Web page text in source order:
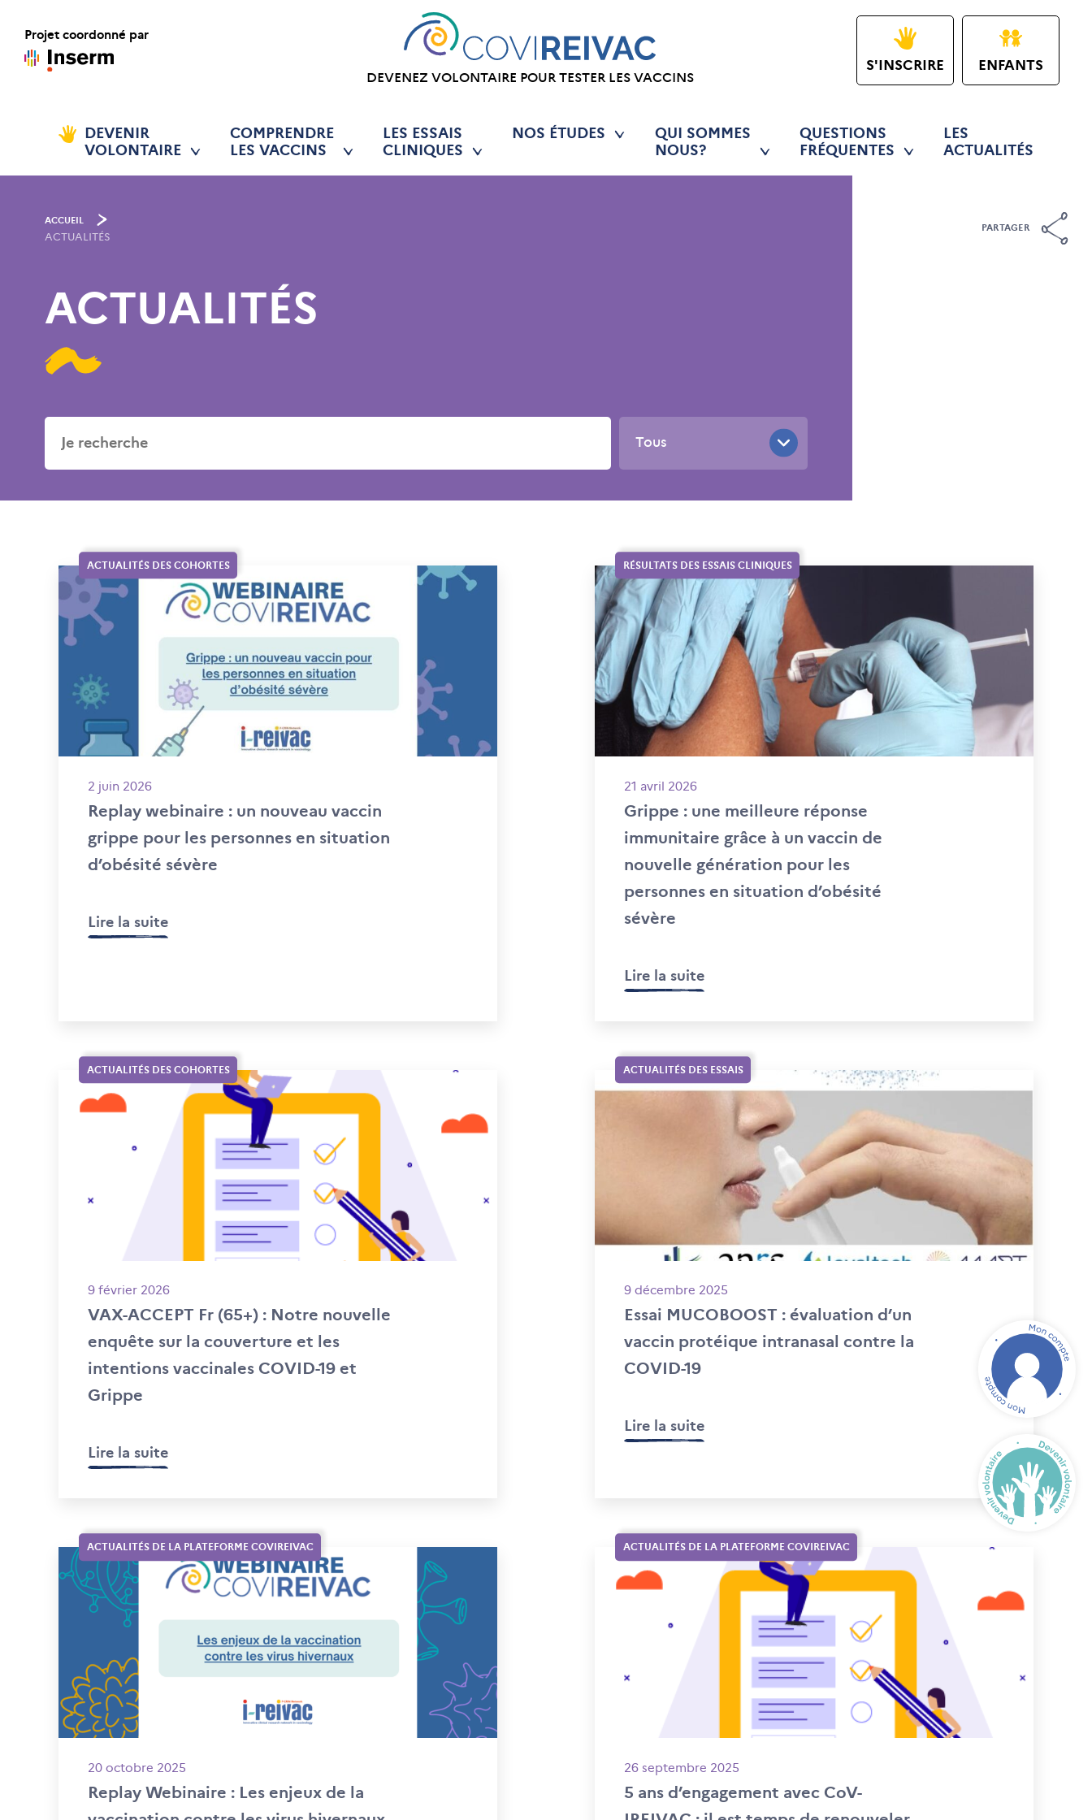
Projet coordonné par
DEVENEZ VOLONTAIRE POUR TESTER LES VACCINS
S'INSCRIRE ENFANTS
DEVENIR
VOLONTAIRE
COMPRENDRE
LES VACCINS
LES ESSAIS
CLINIQUES
NOS ÉTUDES
QUI SOMMES
NOUS?
QUESTIONS
FRÉQUENTES
LES
ACTUALITÉS
ACCUEIL
ACTUALITÉS
ACTUALITÉS
Tous
PARTAGER
ACTUALITÉS DES COHORTES
2 juin 2026
Replay webinaire : un nouveau vaccin
grippe pour les personnes en situation
d’obésité sévère
Lire la suite
RÉSULTATS DES ESSAIS CLINIQUES
21 avril 2026
Grippe : une meilleure réponse
immunitaire grâce à un vaccin de
nouvelle génération pour les
personnes en situation d’obésité
sévère
Lire la suite
ACTUALITÉS DES COHORTES
9 février 2026
VAX-ACCEPT Fr (65+) : Notre nouvelle
enquête sur la couverture et les
intentions vaccinales COVID-19 et
Grippe
Lire la suite
ACTUALITÉS DES ESSAIS
9 décembre 2025
Essai MUCOBOOST : évaluation d’un
vaccin protéique intranasal contre la
COVID-19
Lire la suite
ACTUALITÉS DE LA PLATEFORME COVIREIVAC
20 octobre 2025
Replay Webinaire : Les enjeux de la
ACTUALITÉS DE LA PLATEFORME COVIREIVAC
26 septembre 2025
5 ans d’engagement avec CoV-